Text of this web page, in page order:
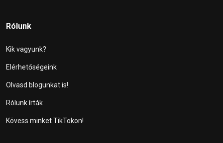
Rólunk
Kik vagyunk?
Elérhetőségeink
Olvasd blogunkat is!
Rólunk írták
Kövess minket TikTokon!